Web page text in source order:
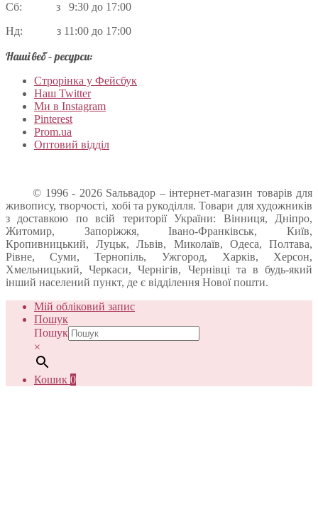
Сб: з 9:30 до 17:00
Нд: з 11:00 до 17:00
Наші веб – ресурси:
Строрінка у Фейсбук
Наш Twitter
Ми в Instagram
Pinterest
Prom.ua
Оптовий відділ
© 1996 - 2026 Sальвадор – інтернет-магазин товарів для
живопису, творчості, хобі та рукоділля. Товари для художників
з доставкою по всій території України: Вінниця, Дніпро,
Житомир, Запоріжжя, Івано-Франківськ, Київ,
Кропивницький, Луцьк, Львів, Миколаїв, Одеса, Полтава,
Рівне, Суми, Тернопіль, Ужгород, Харків, Херсон,
Хмельницький, Черкаси, Чернігів, Чернівці та в будь-який
інший населений пункт, де є відділення Нової пошти.
Мій обліковий запис
Пошук
Пошук
×
Кошик 0